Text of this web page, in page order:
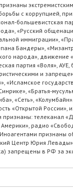
с коррупцией,
большевистская
«Русский
иммиграции»,
Бандеры»,
народа», движение
партия «Воля», АУЕ,
и
«Исламское
«Братья-
«Сеть»,
«Открытой России»,
телеканал
радио
признаны
Центр Юрия
запрещены в РФ за